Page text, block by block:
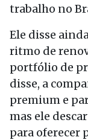
trabalho no
Ele disse
ritmo de
portfólio de
disse, a
premium e
mas ele
para oferecer